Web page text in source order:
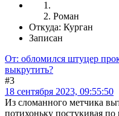
Роман
Откуда: Курган
Записан
От: обломился штуцер
выкрутить?
#3
18 сентября 2023, 09:55:50
Из сломанного метчика
потихоньку постукивая